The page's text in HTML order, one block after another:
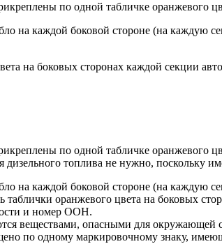
по одной табличке
на каждой боковой стороне (на каждую
на боковых сторонах каждой секции
по одной табличке
дизельного топлива не нужно, поскольку
на каждой боковой стороне (на каждую
таблички оранжевого цвета на боковых
и номер ООН.
веществами, опасными для
по одному маркировочному знаку,